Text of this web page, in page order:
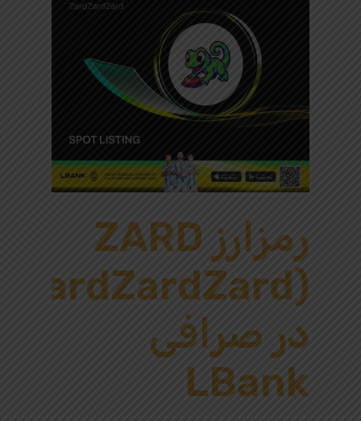
رمزارز ZARD
(ZardZardZard)
در صرافی
LBank